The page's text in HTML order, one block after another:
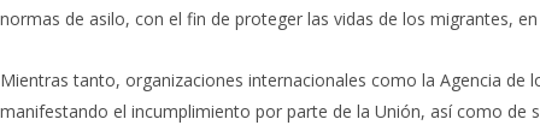
normas de asilo, con el fin de proteger las vidas de los migrantes,
Mientras tanto, organizaciones internacionales como la Agencia de
manifestando el incumplimiento por parte de la Unión, así como de